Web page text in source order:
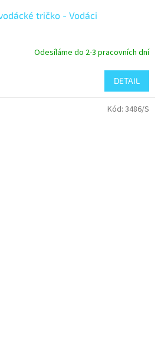
tričko - Vodáci
Odesíláme do 2-3 pracovních dní
DETAIL
Kód: 3486/S